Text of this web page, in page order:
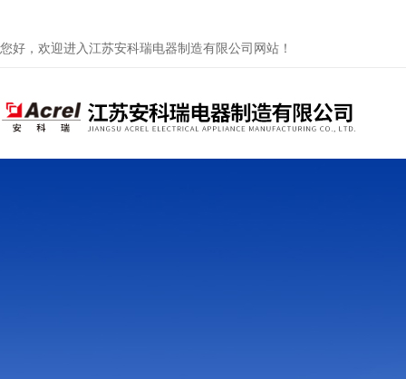
您好，欢迎进入江苏安科瑞电器制造有限公司网站！